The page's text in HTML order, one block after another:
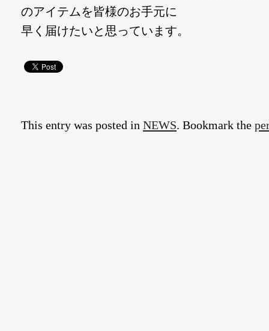
のアイテムを皆様のお手元に
早く届けたいと思っています。
This entry was posted in NEWS. Bookmark the